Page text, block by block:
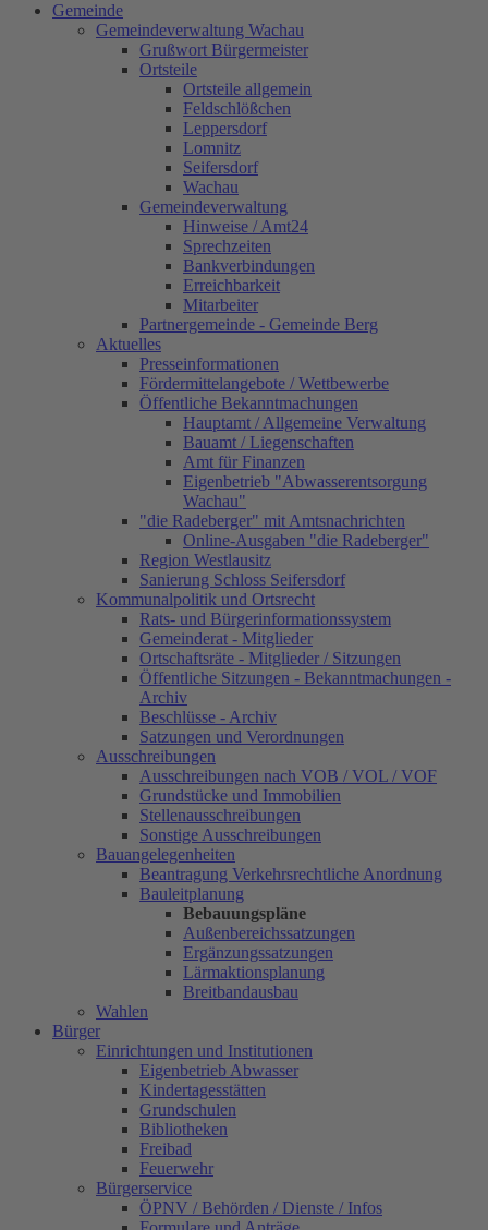
Gemeinde
Gemeindeverwaltung Wachau
Grußwort Bürgermeister
Ortsteile
Ortsteile allgemein
Feldschlößchen
Leppersdorf
Lomnitz
Seifersdorf
Wachau
Gemeindeverwaltung
Hinweise / Amt24
Sprechzeiten
Bankverbindungen
Erreichbarkeit
Mitarbeiter
Partnergemeinde - Gemeinde Berg
Aktuelles
Presseinformationen
Fördermittelangebote / Wettbewerbe
Öffentliche Bekanntmachungen
Hauptamt / Allgemeine Verwaltung
Bauamt / Liegenschaften
Amt für Finanzen
Eigenbetrieb "Abwasserentsorgung
Wachau"
"die Radeberger" mit Amtsnachrichten
Online-Ausgaben "die Radeberger"
Region Westlausitz
Sanierung Schloss Seifersdorf
Kommunalpolitik und Ortsrecht
Rats- und Bürgerinformationssystem
Gemeinderat - Mitglieder
Ortschaftsräte - Mitglieder / Sitzungen
Öffentliche Sitzungen - Bekanntmachungen -
Archiv
Beschlüsse - Archiv
Satzungen und Verordnungen
Ausschreibungen
Ausschreibungen nach VOB / VOL / VOF
Grundstücke und Immobilien
Stellenausschreibungen
Sonstige Ausschreibungen
Bauangelegenheiten
Beantragung Verkehrsrechtliche Anordnung
Bauleitplanung
Bebauungspläne
Außenbereichssatzungen
Ergänzungssatzungen
Lärmaktionsplanung
Breitbandausbau
Wahlen
Bürger
Einrichtungen und Institutionen
Eigenbetrieb Abwasser
Kindertagesstätten
Grundschulen
Bibliotheken
Freibad
Feuerwehr
Bürgerservice
ÖPNV / Behörden / Dienste / Infos